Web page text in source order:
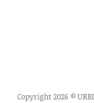
Copyright 2026 ©